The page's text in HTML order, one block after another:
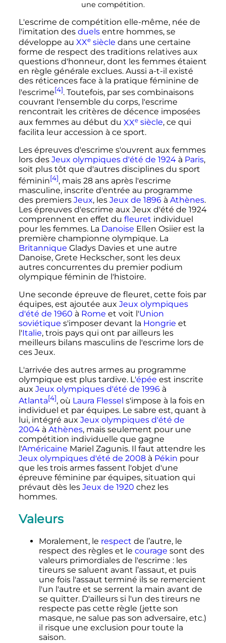
une compétition.
L'escrime de compétition elle-même, née de
l'imitation des duelsentre hommes, se
développe au XXesiècle dans une certaine
forme de respect des traditions relatives aux
questions d'honneur, dont les femmes étaient
en règle générale exclues. Aussi a-t-il existé
des réticences face à la pratique féminine de
l'escrime[4]. Toutefois, par ses combinaisons
couvrant l'ensemble du corps, l'escrime
rencontrait les critères de décence imposées
aux femmes au début du XXesiècle, ce qui
facilita leur accession à ce sport.
Les épreuves d'escrime s'ouvrent aux femmes
lors des Jeux olympiques d'été de 1924à Paris,
soit plus tôt que d'autres disciplines du sport
féminin[4], mais 28 ans après l'escrime
masculine, inscrite d'entrée au programme
des premiers Jeux, les Jeux de 1896à Athènes.
Les épreuves d'escrime aux Jeux d'été de 1924
comprennent en effet du fleuret individuel
pour les femmes. La Danoise Ellen Osiier est la
première championne olympique. La
Britannique Gladys Davies et une autre
Danoise, Grete Heckscher, sont les deux
autres concurrentes du premier podium
olympique féminin de l'histoire.
Une seconde épreuve de fleuret, cette fois par
équipes, est ajoutée aux Jeux olympiques
d'été de 1960 à Rome et voit l'Union
soviétique s'imposer devant la Hongrie et
l'Italie, trois pays qui ont par ailleurs les
meilleurs bilans masculins de l'escrime lors de
ces Jeux.
L'arrivée des autres armes au programme
olympique est plus tardive. L'épée est inscrite
aux Jeux olympiques d'été de 1996à
Atlanta[4], où Laura Flessel s'impose à la fois en
individuel et par équipes. Le sabre est, quant à
lui, intégré aux Jeux olympiques d'été de
2004à Athènes, mais seulement pour une
compétition individuelle que gagne
l'Américaine Mariel Zagunis. Il faut attendre les
Jeux olympiques d'été de 2008à Pékin pour
que les trois armes fassent l'objet d'une
épreuve féminine par équipes, situation qui
prévaut dès les Jeux de 1920 chez les
hommes.
Valeurs
Moralement, le respect de l’autre, le
respect des règles et le courage sont des
valeurs primordiales de l'escrime : les
tireurs se saluent avant l’assaut, et puis
une fois l'assaut terminé ils se remercient
l'un l'autre et se serrent la main avant de
se quitter. D'ailleurs si l'un des tireurs ne
respecte pas cette règle (jette son
masque, ne salue pas son adversaire, etc.)
il risque une exclusion pour toute la
saison.